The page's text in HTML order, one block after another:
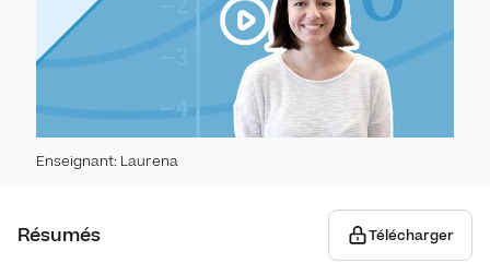
et
Enseignant: Laurena
Résumés Télécharger